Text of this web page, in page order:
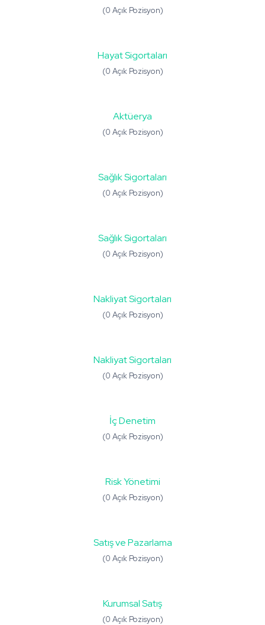
(0 Açık Pozisyon)
Hayat Sigortaları
(0 Açık Pozisyon)
Aktüerya
(0 Açık Pozisyon)
Sağlık Sigortaları
(0 Açık Pozisyon)
Sağlık Sigortaları
(0 Açık Pozisyon)
Nakliyat Sigortaları
(0 Açık Pozisyon)
Nakliyat Sigortaları
(0 Açık Pozisyon)
İç Denetim
(0 Açık Pozisyon)
Risk Yönetimi
(0 Açık Pozisyon)
Satış ve Pazarlama
(0 Açık Pozisyon)
Kurumsal Satış
(0 Açık Pozisyon)